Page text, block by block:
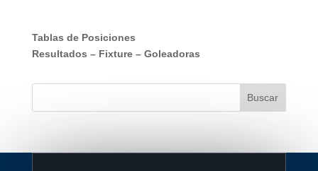
Tablas de Posiciones
Resultados – Fixture– Goleadoras